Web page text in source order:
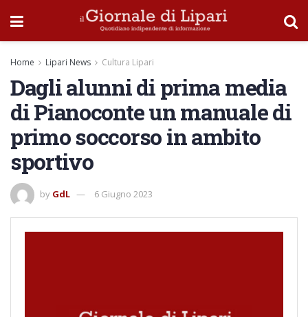
Home Lipari News Cultura Lipari
Dagli alunni di prima media
di Pianoconte un manuale di
primo soccorso in ambito
sportivo
by GdL 6 Giugno 2023